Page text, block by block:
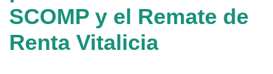
SCOMP y el Remate de
Renta Vitalicia